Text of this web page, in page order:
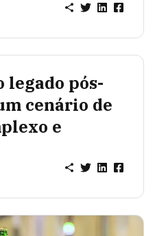
legado pós-
cenário de
e